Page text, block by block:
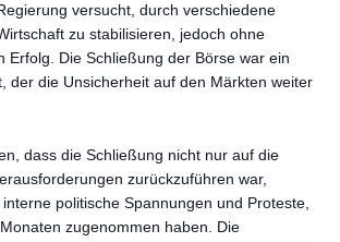
versucht, durch verschiedene
zu stabilisieren, jedoch ohne
Erfolg. Die Schließung der Börse war ein
der die Unsicherheit auf den Märkten weiter
dass die Schließung nicht nur auf die
zurückzuführen war,
politische Spannungen und Proteste,
zugenommen haben. Die